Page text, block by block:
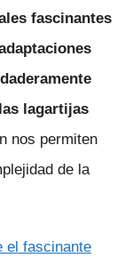
fascinantes
lagartijas
nos permiten
de la
el fascinante